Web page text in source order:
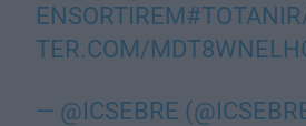
ENSORTIREM
TER.COM/
— @ICSEBRE